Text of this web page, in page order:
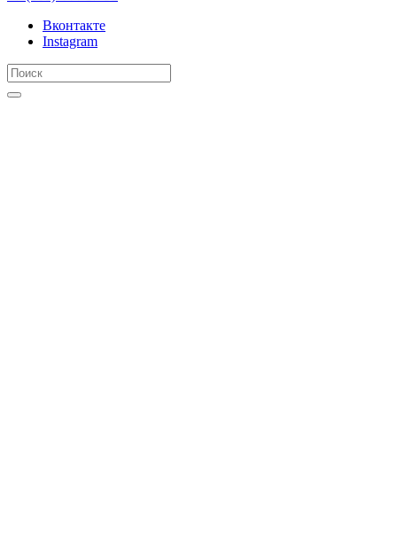
Вконтакте
Instagram